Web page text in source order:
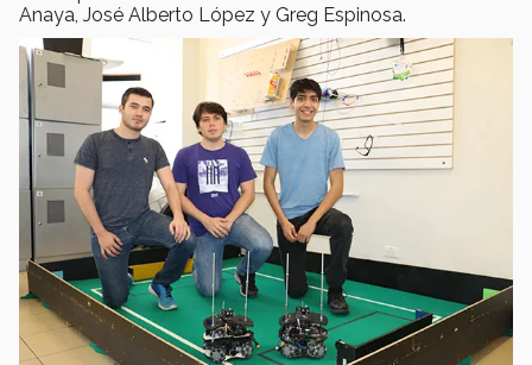
Anaya, José Alberto López y Greg Espinosa.